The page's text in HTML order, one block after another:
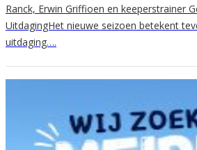
Ranck, Erwin Griffioen en keeperstrainer
UitdagingHet nieuwe seizoen betekent
uitdaging….